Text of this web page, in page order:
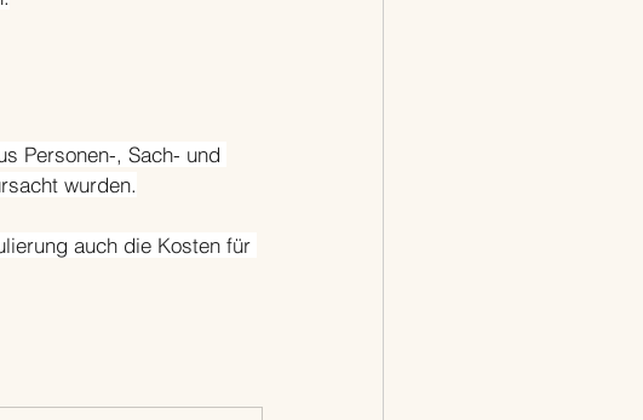
Personen-, Sach- und
wurden.
auch die Kosten für